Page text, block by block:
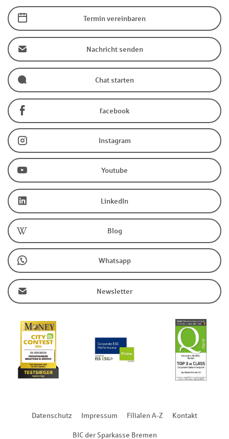
Termin vereinbaren
Nachricht senden
Chat starten
facebook
Instagram
Youtube
LinkedIn
Blog
Whatsapp
Newsletter
Datenschutz Impressum Filialen A-Z Kontakt
BIC der Sparkasse Bremen